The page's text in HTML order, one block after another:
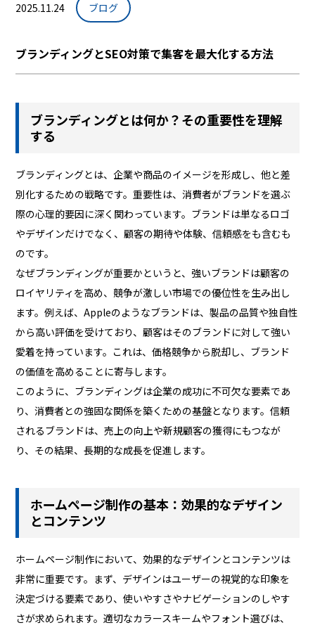
2025.11.24 ブログ
ブランディングとSEO対策で集客を最大化する方法
ブランディングとは何か？その重要性を理解
する
ブランディングとは、企業や商品のイメージを形成し、他と差
別化するための戦略です。重要性は、消費者がブランドを選ぶ
際の心理的要因に深く関わっています。ブランドは単なるロゴ
やデザインだけでなく、顧客の期待や体験、信頼感をも含むも
のです。
なぜブランディングが重要かというと、強いブランドは顧客の
ロイヤリティを高め、競争が激しい市場での優位性を生み出し
ます。例えば、Appleのようなブランドは、製品の品質や独自性
から高い評価を受けており、顧客はそのブランドに対して強い
愛着を持っています。これは、価格競争から脱却し、ブランド
の価値を高めることに寄与します。
このように、ブランディングは企業の成功に不可欠な要素であ
り、消費者との強固な関係を築くための基盤となります。信頼
されるブランドは、売上の向上や新規顧客の獲得にもつなが
り、その結果、長期的な成長を促進します。
ホームページ制作の基本：効果的なデザイン
とコンテンツ
ホームページ制作において、効果的なデザインとコンテンツは
非常に重要です。まず、デザインはユーザーの視覚的な印象を
決定づける要素であり、使いやすさやナビゲーションのしやす
さが求められます。適切なカラースキームやフォント選びは、